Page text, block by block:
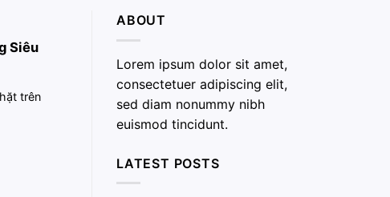
Siêu
trên
ABOUT
Lorem ipsum dolor sit amet,
consectetuer adipiscing elit,
sed diam nonummy nibh
euismod tincidunt.
LATEST POSTS